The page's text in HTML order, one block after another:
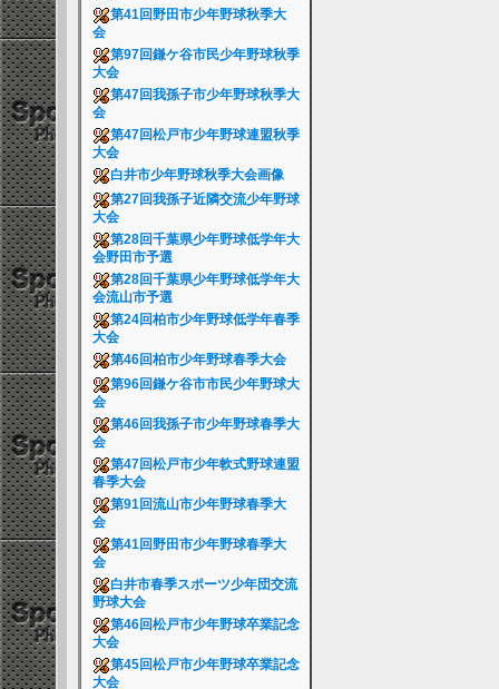
第41回野田市少年野球秋季大
会
第97回鎌ケ谷市民少年野球秋季
大会
第47回我孫子市少年野球秋季大
会
第47回松戸市少年野球連盟秋季
大会
白井市少年野球秋季大会画像
第27回我孫子近隣交流少年野球
大会
第28回千葉県少年野球低学年大
会野田市予選
第28回千葉県少年野球低学年大
会流山市予選
第24回柏市少年野球低学年春季
大会
第46回柏市少年野球春季大会
第96回鎌ケ谷市市民少年野球大
会
第46回我孫子市少年野球春季大
会
第47回松戸市少年軟式野球連盟
春季大会
第91回流山市少年野球春季大
会
第41回野田市少年野球春季大
会
白井市春季スポーツ少年団交流
野球大会
第46回松戸市少年野球卒業記念
大会
第45回松戸市少年野球卒業記念
大会